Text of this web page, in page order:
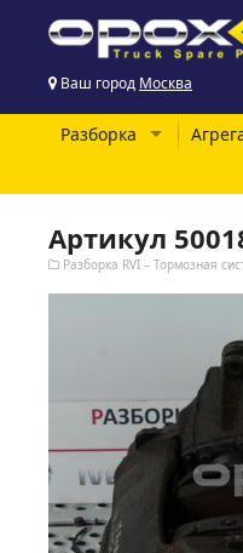
Ваш город Москва
Разборка
Артикул
Разборка RVI – Тормозная